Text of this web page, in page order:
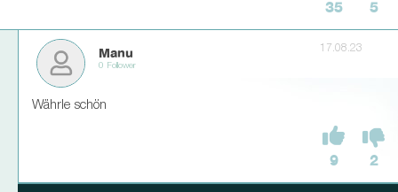
35 5
Manu
0 Follower
17.08.23
Währle schön
9 2